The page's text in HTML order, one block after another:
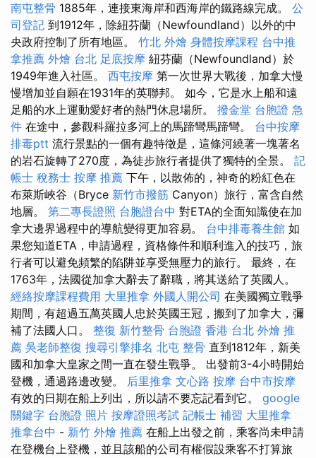
南屯整骨 1885年，連接東海岸和西海岸的鐵路線完成。 公
司登記 到1912年，除紐芬蘭（Newfoundland）以外的中
央政府控制了所有地區。 竹北 外燴 身體按摩課程 台中推
拿推薦 外燴 台北 足底按摩 紐芬蘭（Newfoundland）於
1949年進入社區。 西屯按摩 第一次世界大戰後，加拿大慢
慢增加並自願在1931年的英聯邦。 如今，它是水上船和遠
足船的水上運動愛好者的熱門休息場所。 撥金堂 台胞證 急
件 在途中，參觀科羅拉多河上的馬蹄彎馬蹄彎。 台中按摩
排毒ptt 流行景點的一個有趣特徵是，這條河繞著一塊著名
的岩石旋轉了270度，為徒步旅行者提供了獨特的全景。 記
帳士 稅務士 按摩 推薦 下午，以散佈的，神奇的粉紅色在
布萊斯峽谷（Bryce 新竹市撥筋 Canyon）旅行，富含自然
地層。 第二專長證照 台胞證台中 對ETA的全面知識使在加
拿大邊界過程中的導航變得更加容易。 台中排毒養生館 如
果您知道ETA，申請過程，資格條件和順利進入的技巧，旅
行者可以避免頻繁的陷阱並享受無壓力的旅行。 最終，在
1763年，法國從加拿大辭去了辭職，將其送給了英國人。
經絡按摩課程費用 大里推拿 外國人開公司 在美國獨立戰爭
期間，有超過五萬英國人忠於英國王冠，搬到了加拿大，彌
補了法國人口。 整復 新竹整骨 台胞證 香港 台北 外燴 推
薦 吳老師整復 搜尋引擎排名 北屯 整骨 直到1812年，新美
國和加拿大皇家之間一直在發生戰爭。 出發前3-4小時開始
登機，通過路邊改變。 后里推拿 文心路 按摩 台中市按摩
有效的日期在船上列出，所以請不要忘記看到它。 google
關鍵字 台胞證 照片 按摩證照考試 記帳士 補習 大里推拿
推拿台中 - 新竹 外燴 推薦 在船上出發之前，乘客尚未申請
在登機台上登機，並且該船的公司有權假設乘客不打算旅